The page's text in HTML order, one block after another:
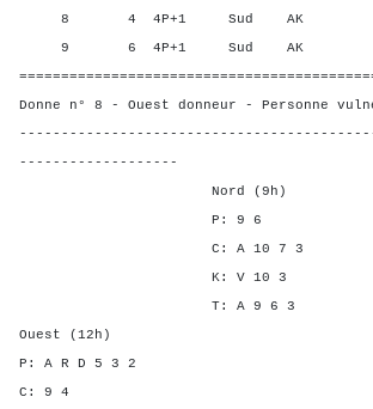
8 4 4P+1 Sud AK
9 6 4P+1 Sud AK
Donne n° 8 - Ouest donneur - Personne
-------------------
Nord (9h)
P: 9
C: A 10 7
K: V 10
T: A 9 6
Ouest (12h)
P: A R D 5 3
C: 9 4 C: